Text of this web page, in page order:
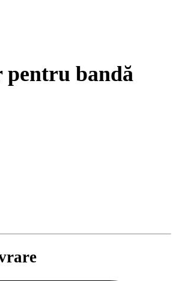
pentru bandă